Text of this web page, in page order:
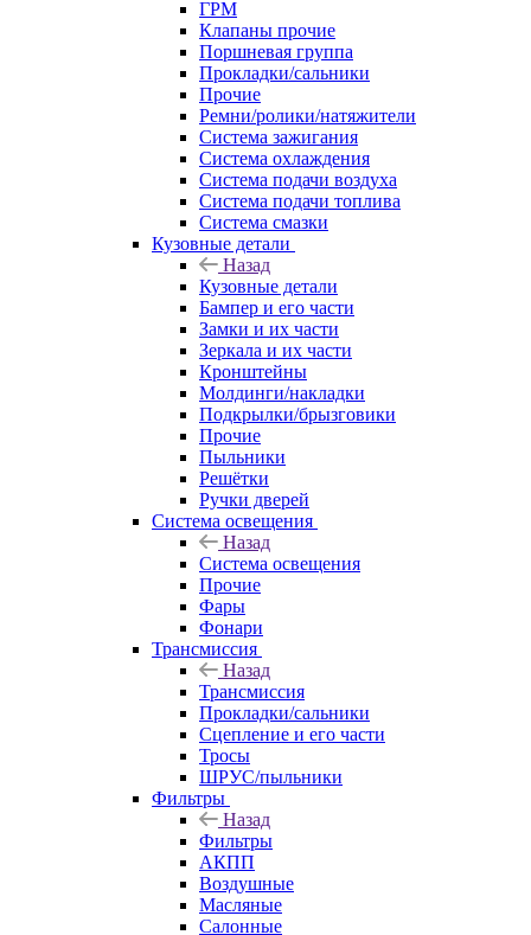
ГРМ
Клапаны прочие
Поршневая группа
Прокладки/сальники
Прочие
Ремни/ролики/натяжители
Система зажигания
Система охлаждения
Система подачи воздуха
Система подачи топлива
Система смазки
Кузовные детали
Назад
Кузовные детали
Бампер и его части
Замки и их части
Зеркала и их части
Кронштейны
Молдинги/накладки
Подкрылки/брызговики
Прочие
Пыльники
Решётки
Ручки дверей
Система освещения
Назад
Система освещения
Прочие
Фары
Фонари
Трансмиссия
Назад
Трансмиссия
Прокладки/сальники
Сцепление и его части
Тросы
ШРУС/пыльники
Фильтры
Назад
Фильтры
АКПП
Воздушные
Масляные
Салонные